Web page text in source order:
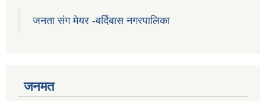
जनता संग मेयर -बर्दिबास नगरपालिका
जनमत